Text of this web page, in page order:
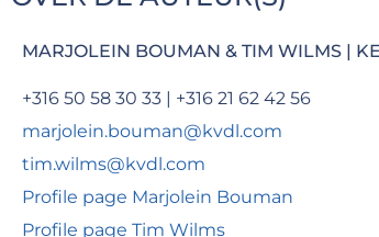
MARJOLEIN BOUMAN & TIM WILMS |
+316 50 58 30 33 | +316 21 62 42 56
marjolein.bouman@kvdl.com
tim.wilms@kvdl.com
Profile page Marjolein Bouman
Profile page Tim Wilms